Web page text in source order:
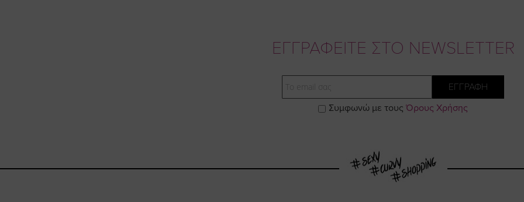
ΕΓΓΡΑΦΕΙΤΕ ΣΤΟ NEWSLETTER
ΕΓΓΡΑΦΗ
Συμφωνώ με τους Όρους Χρήσης